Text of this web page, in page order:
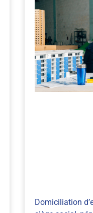
Domiciliation